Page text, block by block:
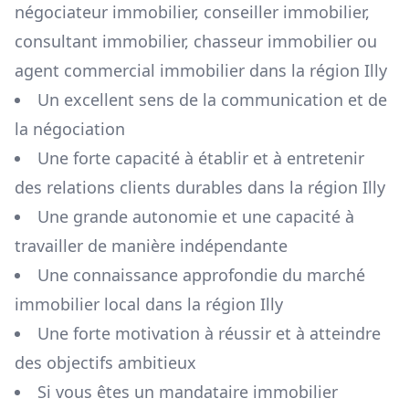
négociateur immobilier, conseiller immobilier,
consultant immobilier, chasseur immobilier ou
agent commercial immobilier dans la région Illy
Un excellent sens de la communication et de
la négociation
Une forte capacité à établir et à entretenir
des relations clients durables dans la région Illy
Une grande autonomie et une capacité à
travailler de manière indépendante
Une connaissance approfondie du marché
immobilier local dans la région Illy
Une forte motivation à réussir et à atteindre
des objectifs ambitieux
Si vous êtes un mandataire immobilier